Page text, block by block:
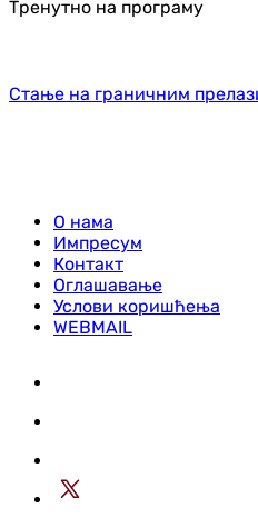
Тренутно на програму
Стање на граничним
О нама
Импресум
Контакт
Оглашавање
Услови коришћења
WEBMAIL